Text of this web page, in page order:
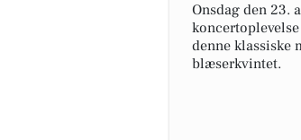
Onsdag den 23.
denne klassiske
blæserkvintet.